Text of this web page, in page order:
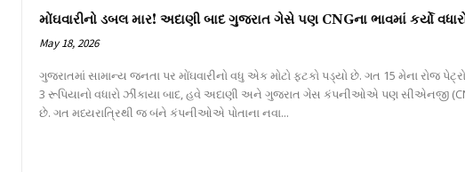
મોંઘવારીનો ડબલ માર! અદાણી બાદ ગુજરાત ગેસે પણ CNGના ભાવમાં કર્યો
May 18, 2026
ગુજરાતમાં સામાન્ય જનતા પર મોંઘવારીનો વધુ એક મોટો ફટકો પડ્યો છે. ગત 15 મેના રોજ
3 રૂપિયાનો વધારો ઝીંકાયા બાદ, હવે અદાણી અને ગુજરાત ગેસ કંપનીઓએ પણ સીએનજી (CNG)
છે. ગત મધ્યરાત્રિથી જ બંને કંપનીઓએ પોતાના નવા...